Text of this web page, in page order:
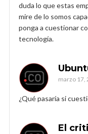
duda lo que estas
mire de lo somos
ponga a cuestionar
tecnología.
marzo 17,
¿Qué pasaría si
El